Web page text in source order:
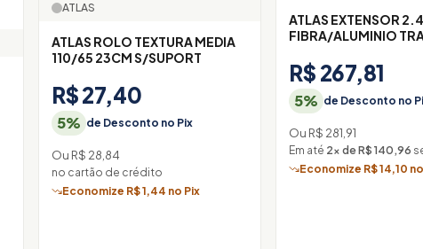
ATLAS
ATLAS ROLO TEXTURA MEDIA
110/65 23CM S/SUPORT
R$ 27,40
5% de Desconto no Pix
Ou R$ 28,84
no cartão de crédito
Economize R$ 1,44 no Pix
ATLAS EXTENSOR
FIBRA/ALUMINIO
R$ 267,81
5% de Desconto no
Ou R$ 281,91
Em até 2× de R$ 140,96
Economize R$ 14,10